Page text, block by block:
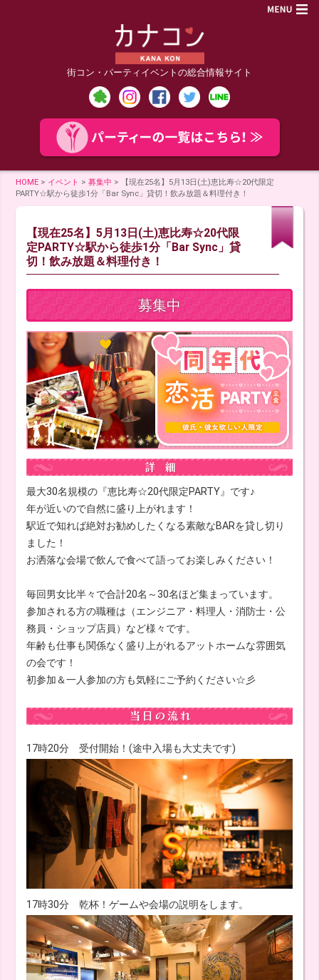
街コン・パーティイベントの総合情報サイト
HOME > イベント >募集中 >
【現在25名】5月13日(土)恵比寿☆20代限定
PARTY☆駅から徒歩1分「Bar Sync」貸切！飲み放題＆料理付き！
【現在25名】5月13日(土)恵比寿☆20代限
定PARTY☆駅から徒歩1分「Bar Sync」貸
切！飲み放題＆料理付き！
募集中
最大30名規模の『恵比寿☆20代限定PARTY』です♪
年が近いので自然に盛り上がれます！
駅近で知れば絶対お勧めしたくなる素敵なBARを貸し切り
ました！
お洒落な会場で飲んで食べて語ってお楽しみください！
毎回男女比半々で合計20名～30名ほど集まっています。
参加される方の職種は（エンジニア・料理人・消防士・公
務員・ショップ店員）など様々です。
年齢も仕事も関係なく盛り上がれるアットホームな雰囲気
の会です！
初参加＆一人参加の方も気軽にご予約ください☆彡
17時20分 受付開始！(途中入場も大丈夫です)
17時30分 乾杯！ゲームや会場の説明をします。